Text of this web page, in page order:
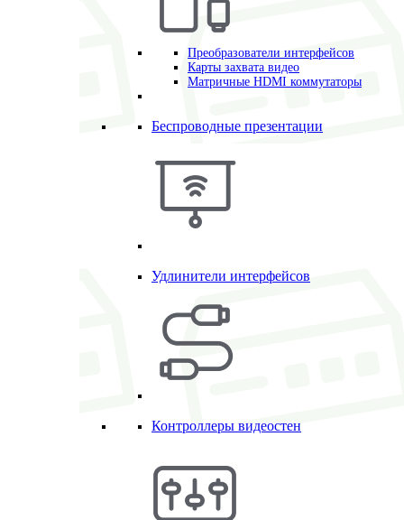
Преобразователи интерфейсов
Карты захвата видео
Матричные HDMI коммутаторы
Беспроводные презентации
Удлинители интерфейсов
Контроллеры видеостен